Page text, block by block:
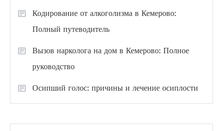
Кодирование от алкоголизма в Кемерово:
Полный путеводитель
Вызов нарколога на дом в Кемерово: Полное
руководство
Осипший голос: причины и лечение осиплости